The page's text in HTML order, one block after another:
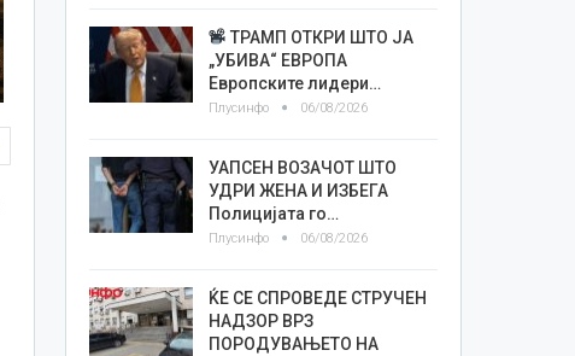
ТРАМП ОТКРИ ШТО ЈА
„УБИВА“ ЕВРОПА
Европските лидери…
Плусинфо 06/08/2026
УАПСЕН ВОЗАЧОТ ШТО
УДРИ ЖЕНА И ИЗБЕГА
Полицијата го…
Плусинфо 06/08/2026
ЌЕ СЕ СПРОВЕДЕ СТРУЧЕН
НАДЗОР ВРЗ
ПОРОДУВАЊЕТО НА